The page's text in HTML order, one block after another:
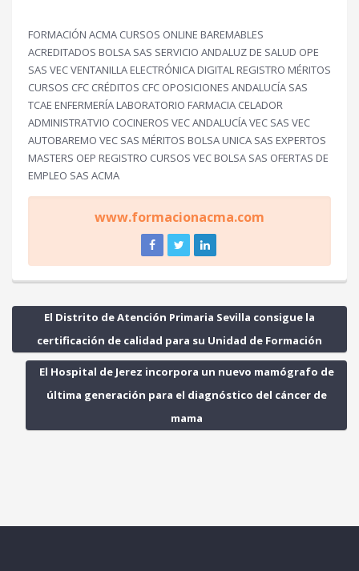
FORMACIÓN ACMA CURSOS ONLINE BAREMABLES
ACREDITADOS BOLSA SAS SERVICIO ANDALUZ DE SALUD OPE
SAS VEC VENTANILLA ELECTRÓNICA DIGITAL REGISTRO MÉRITOS
CURSOS CFC CRÉDITOS CFC OPOSICIONES ANDALUCÍA SAS
TCAE ENFERMERÍA LABORATORIO FARMACIA CELADOR
ADMINISTRATVIO COCINEROS VEC ANDALUCÍA VEC SAS VEC
AUTOBAREMO VEC SAS MÉRITOS BOLSA UNICA SAS EXPERTOS
MASTERS OEP REGISTRO CURSOS VEC BOLSA SAS OFERTAS DE
EMPLEO SAS ACMA
www.formacionacma.com
El Distrito de Atención Primaria Sevilla consigue la
certificación de calidad para su Unidad de Formación
El Hospital de Jerez incorpora un nuevo mamógrafo de
última generación para el diagnóstico del cáncer de
mama